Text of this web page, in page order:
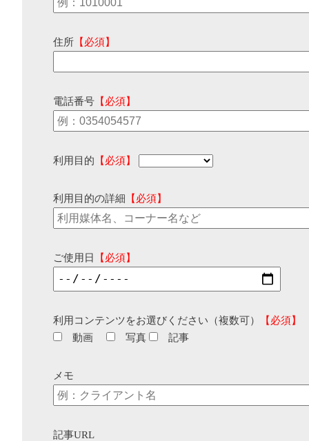
住所 【必須】
電話番号 【必須】
利用目的 【必須】
利用目的の詳細 【必須】
ご使用日 【必須】
利用コンテンツをお選びください（複数可）
【必須】
動画
写真 記事
メモ
記事URL